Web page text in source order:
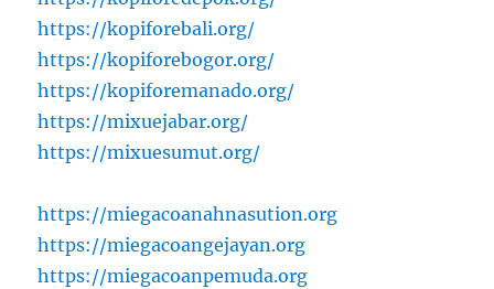
https://kopiforebali.org/
https://kopiforebogor.org/
https://kopiforemanado.org/
https://mixuejabar.org/
https://mixuesumut.org/
https://miegacoanahnasution.org
https://miegacoangejayan.org
https://miegacoanpemuda.org